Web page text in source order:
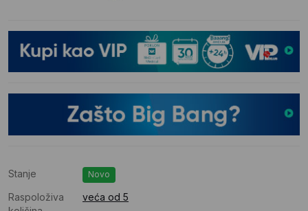
Stanje Novo
Raspoloživa
veća od 5